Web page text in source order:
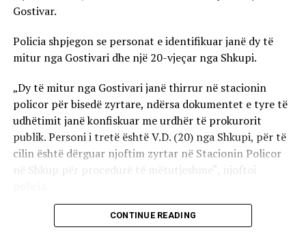
Gostivar.
Policia shpjegon se personat e identifikuar janë dy të
mitur nga Gostivari dhe një 20-vjeçar nga Shkupi.
„Dy të mitur nga Gostivari janë thirrur në stacionin
policor për bisedë zyrtare, ndërsa dokumentet e tyre të
udhëtimit janë konfiskuar me urdhër të prokurorit
publik. Personi i tretë është V.D. (20) nga Shkupi, për të
cilin është dërguar njoftim zyrtar në Stacionin Policor
në Shkup për procedurë të mëtutjeshme“, njoftoi
Ata theksojnë se ndaj të treve do të zbatohet një
procedurë e përshpejtuar para gjykatës sapo të
CONTINUE READING